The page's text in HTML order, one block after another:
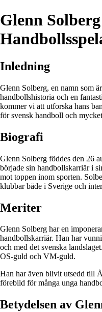
Glenn
Inledning
Glenn Solberg, en namn som
handbollshistoria och en
kommer vi att utforska hans
för svensk handboll och
Biografi
Glenn Solberg föddes den 26
började sin handbollskarriär i
mot toppen inom sporten.
klubbar både i Sverige och
Meriter
Glenn Solberg har en
handbollskarriär. Han har
och med det svenska
OS-guld och VM-guld.
Han har även blivit utsedd till
förebild för många unga
Betydelsen av